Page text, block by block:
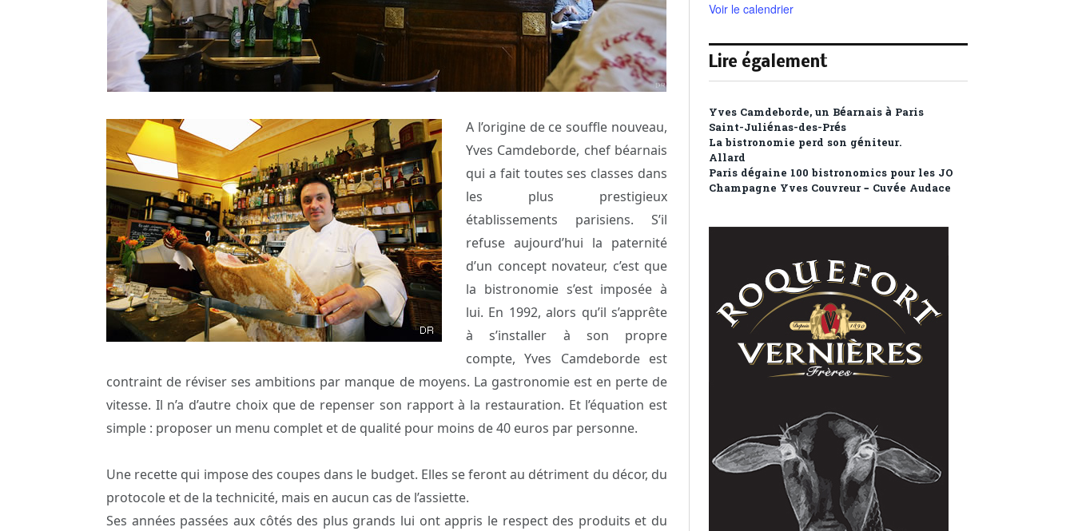
A l’origine de ce souffle nouveau,
Yves Camdeborde, chef béarnais
qui a fait toutes ses classes dans
les plus prestigieux
établissements parisiens. S’il
refuse aujourd’hui la paternité
d’un concept novateur, c’est que
la bistronomie s’est imposée à
lui. En 1992, alors qu’il s’apprête
à s’installer à son propre
compte, Yves Camdeborde est
contraint de réviser ses ambitions par manque de moyens. La gastronomie est en perte de
vitesse. Il n’a d’autre choix que de repenser son rapport à la restauration. Et l’équation est
simple : proposer un menu complet et de qualité pour moins de 40 euros par personne.
Une recette qui impose des coupes dans le budget. Elles se feront au détriment du décor, du
protocole et de la technicité, mais en aucun cas de l’assiette.
Ses années passées aux côtés des plus grands lui ont appris le respect des produits et du
Voir le calendrier
Lire également
Yves Camdeborde, un Béarnais à Paris
Saint-Juliénas-des-Prés
La bistronomie perd son géniteur.
Allard
Paris dégaine 100 bistronomics pour les JO
Champagne Yves Couvreur – Cuvée Audace